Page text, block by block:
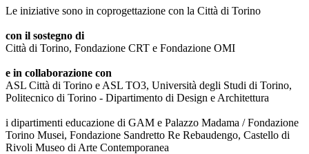
Le iniziative sono in coprogettazione con la Città di Torino
con il sostegno di
Città di Torino, Fondazione CRT e Fondazione OMI
e in collaborazione con
ASL Città di Torino e ASL TO3, Università degli Studi di Torino,
Politecnico di Torino - Dipartimento di Design e Architettura
i dipartimenti educazione di GAM e Palazzo Madama / Fondazione
Torino Musei, Fondazione Sandretto Re Rebaudengo, Castello di
Rivoli Museo di Arte Contemporanea